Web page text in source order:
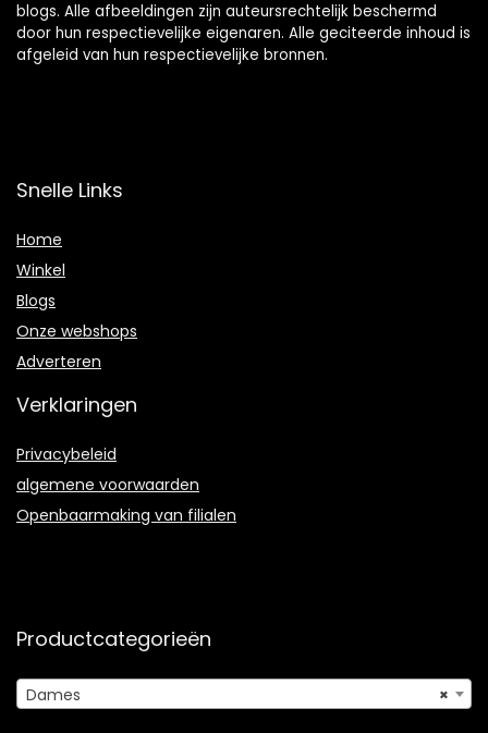
blogs. Alle afbeeldingen zijn auteursrechtelijk beschermd
door hun respectievelijke eigenaren. Alle geciteerde inhoud is
afgeleid van hun respectievelijke bronnen.
Snelle Links
Home
Winkel
Blogs
Onze webshops
Adverteren
Verklaringen
Privacybeleid
algemene voorwaarden
Openbaarmaking van filialen
Productcategorieën
×
Dames